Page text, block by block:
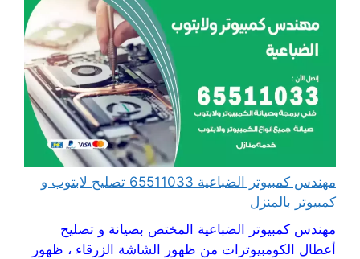
مهندس كمبيوتر الضباعية 65511033 تصليح لابتوب و
كمبيوتر بالمنزل
مهندس كمبيوتر الضباعية المختص بصيانة و تصليح
أعطال الكومبيوترات من ظهور الشاشة الزرقاء ، ظهور